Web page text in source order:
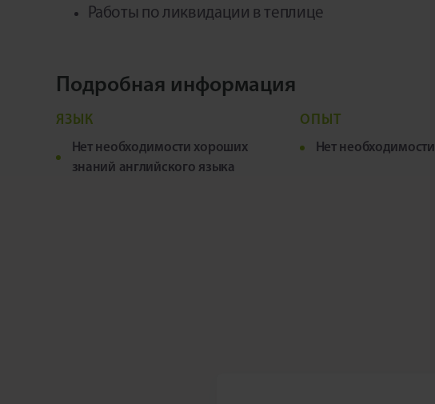
Работы по ликвидации в теплице
Подробная информация
ЯЗЫК
Нет необходимости хороших
знаний английского языка
ОПЫТ
Нет необходимости